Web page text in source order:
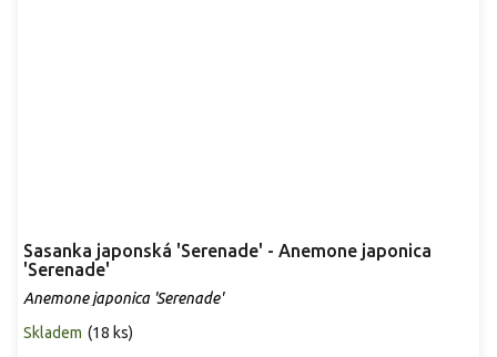
Sasanka japonská 'Serenade' - Anemone japonica
'Serenade'
Anemone japonica 'Serenade'
Skladem (18 ks)